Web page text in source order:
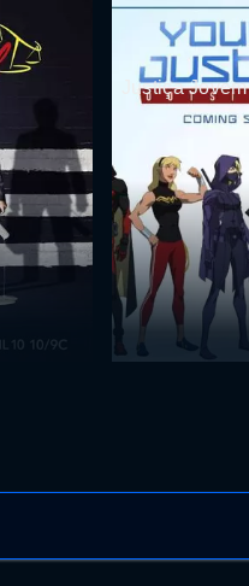
Justiça Jovem